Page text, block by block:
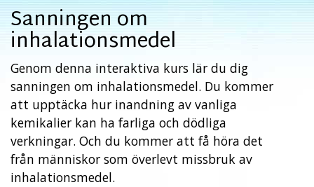
Sanningen om
inhalationsmedel
Genom denna interaktiva kurs lär du dig
sanningen om inhalationsmedel. Du kommer
att upptäcka hur inandning av vanliga
kemikalier kan ha farliga och dödliga
verkningar. Och du kommer att få höra det
från människor som överlevt missbruk av
inhalationsmedel.